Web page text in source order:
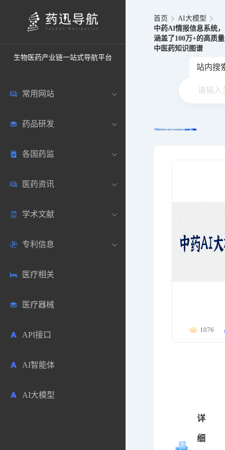
生物医药产业链一站式导航平台
常用网站
中国常用
药圈资讯
邮箱登录
药典网站
药品研发
药研数据库
药品说明书
药物临床
生物数据库
药品市场信息
合成化工
药物分析
毒性数据库
原辅料包材
各国药监
中国
美国
欧洲
日本
其他各国
医药资讯
医药新闻
医药论坛
药研咨询
医药科普
学术文献
学术搜索
SciHub文献
文献下载
文献管理
专利信息
各国专利局官方查询
医药专利
商业专利数据库
免费专利库
医疗相关
医疗器械
API接口
AI智能体
AI大模型
首页
AI大模型
中药AI情报信息系统，
涵盖了100万+的高质量
中医药知识图谱
站内搜
1076
详
细